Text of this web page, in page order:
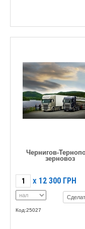
Чернигов-
зерновоз
X 12 300 ГРН
Код:25027